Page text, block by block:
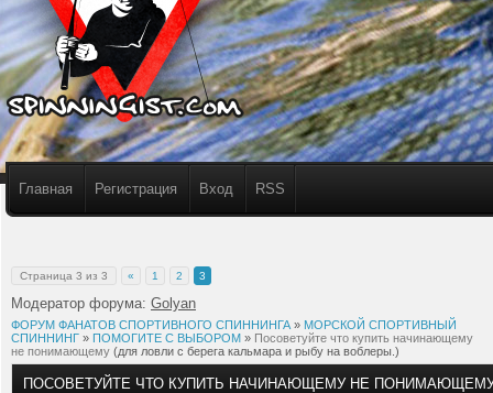
Главная Регистрация Вход RSS
Страница 3 из 3 « 1 2 3
Модератор форума: Golyan
ФОРУМ ФАНАТОВ СПОРТИВНОГО СПИННИНГА » МОРСКОЙ СПОРТИВНЫЙ
СПИННИНГ » ПОМОГИТЕ С ВЫБОРОМ » Посоветуйте что купить начинающему
не понимающему (для ловли с берега кальмара и рыбу на воблеры.)
ПОСОВЕТУЙТЕ ЧТО КУПИТЬ НАЧИНАЮЩЕМУ НЕ